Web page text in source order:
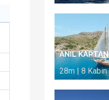
ANIL KAPTAN
28m | 8 Kabin